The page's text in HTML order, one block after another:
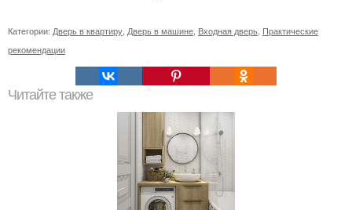
Категории: Дверь в квартиру Дверь в машине Входная дверь Практические
рекомендации
Читайте также